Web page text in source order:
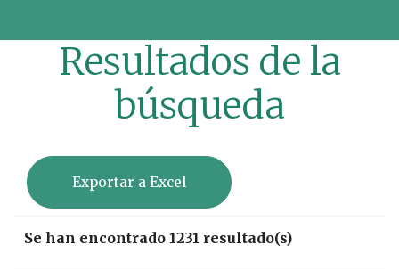
Resultados de la
búsqueda
Exportar a Excel
Se han encontrado 1231 resultado(s)